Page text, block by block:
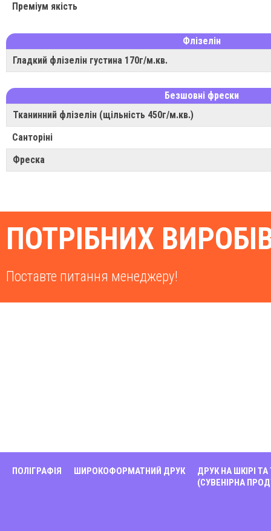
Преміум якість
Флізелін
Гладкий флізелін густина 170г/м.кв.
Безшовні фрески
Тканинний флізелін (щільність 450г/м.кв.)
Санторіні
Фреска
ПОТРІБНИХ
Поставте питання менеджеру!
ПОЛІГРАФІЯ ШИРОКОФОРМАТНИЙ ДРУК
ДРУК НА ШКІРІ ТА
(СУВЕНІРНА